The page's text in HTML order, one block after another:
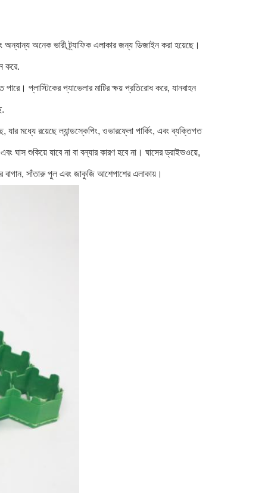
অন্যান্য অনেক ভারী ট্র্যাফিক এলাকার জন্য ডিজাইন করা হয়েছে।
করে.
প্লাস্টিকের প্যাভেলার মাটির ক্ষয় প্রতিরোধ করে, যানবাহন
যার মধ্যে রয়েছে ল্যান্ডস্কেপিং, ওভারফ্লো পার্কিং, এবং ব্যক্তিগত
ঘাস শুকিয়ে যাবে না বা বন্যার কারণ হবে না। ঘাসের ড্রাইভওয়ে,
বাগান, সাঁতারু পুল এবং জাকুজি আশেপাশের এলাকায়।